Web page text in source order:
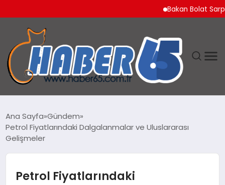
Bakan Bolat Sarp
YAŞAM
Ana Sayfa Gündem
Petrol Fiyatlarındaki Dalgalanmalar ve Uluslararası
Gelişmeler
Petrol Fiyatlarındaki